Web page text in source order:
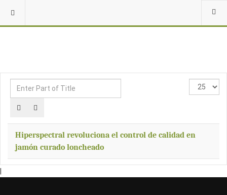
Enter
Part
of
Display
#
Hiperspectral revoluciona el control de calidad en
jamón curado loncheado